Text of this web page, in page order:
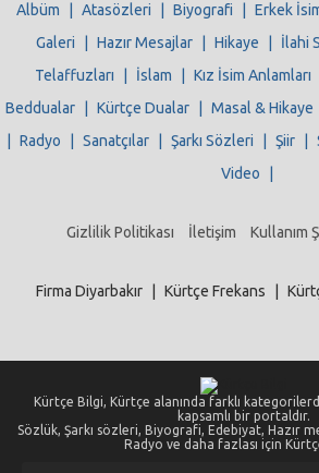
Albüm Atasözleri Biyografi Erkek
Galeri
Hazır Mesajlar Hikaye İlahi
Telaffuzları
İslam Kız İsim Anlamları
Beddualar
Kürtçe Dualar Masal & Hikaye
Radyo Sanatçılar Şarkı Sözleri Şiir
Video
Gizlilik Politikası İletişim Kullanım
Firma Diyarbakır Kürtçe Frekans
Kürtçe Bilgi, Kürtçe alanında farklı
kapsamlı bir portaldır.
Sözlük, Şarkı sözleri, Biyografi, Edebiyat, Hazır
Radyo ve daha fazlası için